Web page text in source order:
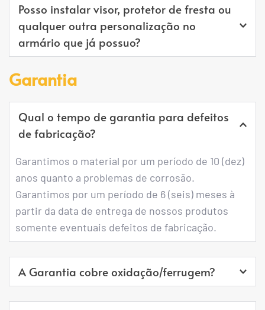
indevido do mesmo possuímos um setor de
manutenção onde o fornecimento das peças será
cobrado. Envie-nos uma foto da avaria e
orçaremos no menor tempo possível para
solucionar o problema.
Posso instalar visor, protetor de fresta ou
qualquer outra personalização no
armário que já possuo?
Não é possível, pois essas personalizações
ocorrem durante o processo de fabricação e são
impossíveis de serem feitas após o armário
montado.
Garantia
Qual o tempo de garantia para defeitos
de fabricação?
Garantimos o material por um período de 10 (dez)
anos quanto a problemas de corrosão.
Garantimos por um período de 6 (seis) meses à
partir da data de entrega de nossos produtos
somente eventuais defeitos de fabricação.
A Garantia cobre oxidação/ferrugem?
Sim, porém se você é morador de área litorânea o